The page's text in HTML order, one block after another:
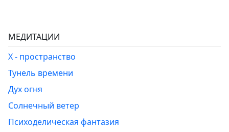
МЕДИТАЦИИ
Х - пространство
Тунель времени
Дух огня
Солнечный ветер
Психоделическая фантазия